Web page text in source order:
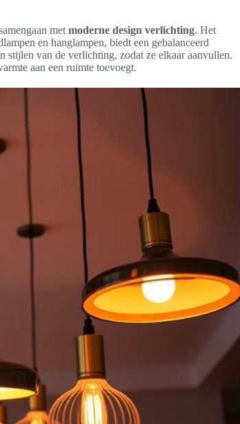
met moderne design verlichting. Het
en hanglampen, biedt een gebalanceerd
stijlen van de verlichting, zodat ze elkaar aanvullen.
aan een ruimte toevoegt.